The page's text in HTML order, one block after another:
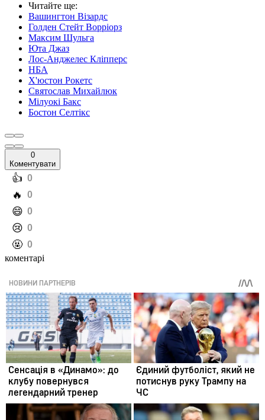
Читайте ще:
Вашингтон Візардс
Голден Стейт Ворріорз
Максим Шульга
Юта Джаз
Лос-Анджелес Кліпперс
НБА
Х'юстон Рокетс
Святослав Михайлюк
Мілуокі Бакс
Бостон Селтікс
0
Коментувати
️👍 0
️🔥 0
️😄 0
️😢 0
️🤬 0
коментарі